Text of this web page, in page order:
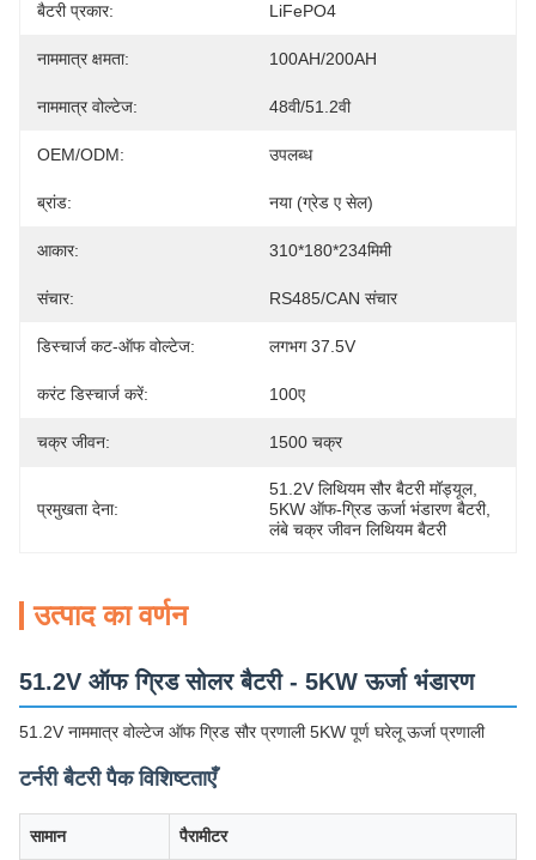
बैटरी प्रकार: LiFePO4
नाममात्र क्षमता: 100AH/200AH
नाममात्र वोल्टेज: 48वी/51.2वी
OEM/ODM: उपलब्ध
ब्रांड: नया (ग्रेड ए सेल)
आकार: 310*180*234मिमी
संचार: RS485/CAN संचार
डिस्चार्ज कट-ऑफ वोल्टेज: लगभग 37.5V
करंट डिस्चार्ज करें: 100ए
चक्र जीवन: 1500 चक्र
प्रमुखता देना:
51.2V लिथियम सौर बैटरी मॉड्यूल,
5KW ऑफ-ग्रिड ऊर्जा भंडारण बैटरी,
लंबे चक्र जीवन लिथियम बैटरी
उत्पाद का वर्णन
51.2V ऑफ ग्रिड सोलर बैटरी - 5KW ऊर्जा भंडारण
51.2V नाममात्र वोल्टेज ऑफ ग्रिड सौर प्रणाली 5KW पूर्ण घरेलू ऊर्जा प्रणाली
टर्नरी बैटरी पैक विशिष्टताएँ
सामान पैरामीटर